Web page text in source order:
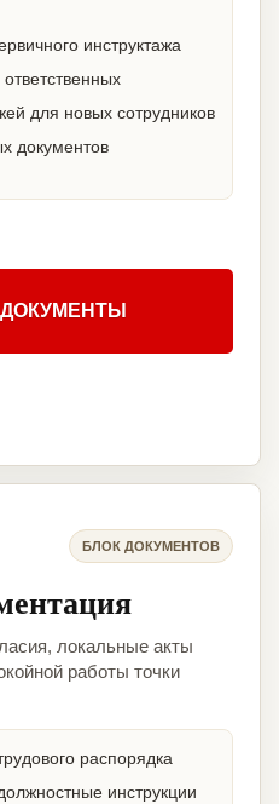
инструктажа
для новых сотрудников
документов
БЛОК ДОКУМЕНТОВ
локальные акты
работы точки
распорядка
инструкции